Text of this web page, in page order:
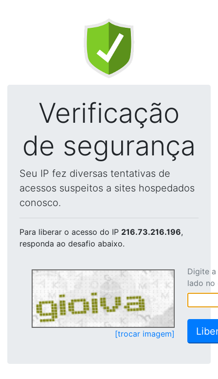
Verificação
de segurança
Seu IP fez diversas tentativas de
acessos suspeitos a sites hospedados
conosco.
Para liberar o acesso do IP 216.73.216.196,
responda ao desafio abaixo.
[trocar imagem]
Digite
lado no